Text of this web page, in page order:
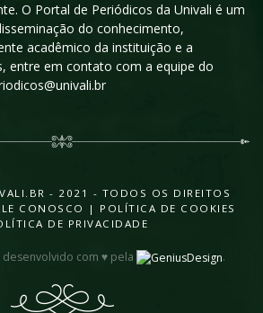
O Portal de Periódicos da Univali é um
do conhecimento,
acadêmico da instituição e a
entre em contato com a equipe do
- 2021 - TODOS OS DIREITOS
CONOSCO | POLÍTICA DE COOKIES
DE PRIVACIDADE
desenvolvido com ♥ pela .